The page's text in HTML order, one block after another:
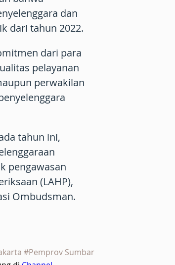
dan
dari tahun 2022.
dari para
pelayanan
perwakilan
tahun ini,
pengawasan
(LAHP),
Ombudsman.
#Pemprov Sumbar